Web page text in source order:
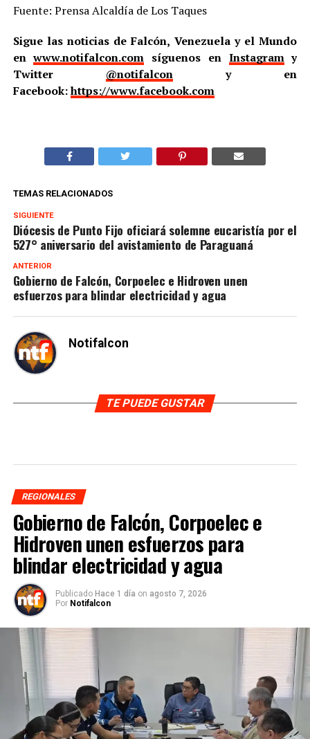
Fuente: Prensa Alcaldía de Los Taques
Sigue las noticias de Falcón, Venezuela y el Mundo
enwww.notifalcon.com síguenos en Instagramy
Twitter @notifalcony en
Facebook:https://www.facebook.com
TEMAS RELACIONADOS
SIGUIENTE
Diócesis de Punto Fijo oficiará solemne eucaristía por el
527° aniversario del avistamiento de Paraguaná
ANTERIOR
Gobierno de Falcón, Corpoelec e Hidroven unen
esfuerzos para blindar electricidad y agua
Notifalcon
TE PUEDE GUSTAR
REGIONALES
Gobierno de Falcón, Corpoelec e
Hidroven unen esfuerzos para
blindar electricidad y agua
Publicado Hace 1 día on agosto 7, 2026
Por Notifalcon